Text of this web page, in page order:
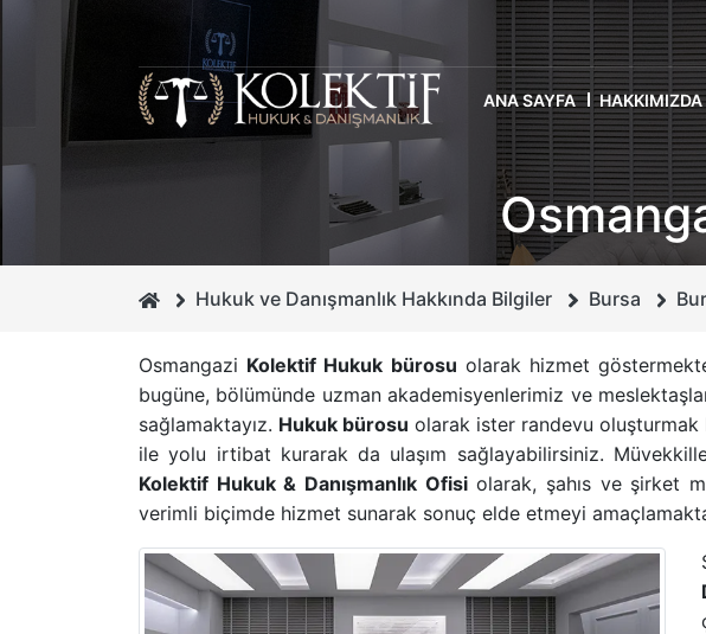
ANA SAYFA HAKKIMIZDA
Hukuk ve Danışmanlık Hakkında Bilgiler Bursa
Osmangazi Kolektif Hukuk bürosu olarak hizmet
bugüne, bölümünde uzman akademisyenlerimiz ve
sağlamaktayız. Hukuk bürosu olarak ister randevu
ile yolu irtibat kurarak da ulaşım sağlayabilirsiniz.
Kolektif Hukuk & Danışmanlık Ofisiolarak, şahıs ve şirket
verimli biçimde hizmet sunarak sonuç elde etmeyi